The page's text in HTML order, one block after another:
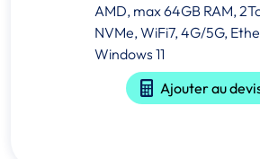
AMD, max 64GB RAM,
NVMe, WiFi7, 4G/5G,
Windows 11
Ajouter au